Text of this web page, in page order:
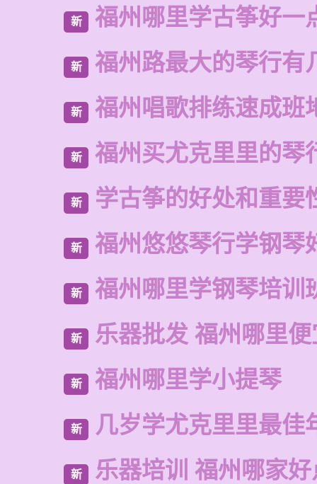
新 福州哪里学古筝好一
新 福州路最大的琴行有
新 福州唱歌排练速成班
新 福州买尤克里里的琴
新 学古筝的好处和重要
新 福州悠悠琴行学钢琴
新 福州哪里学钢琴培训
新 乐器批发 福州哪里便
新 福州哪里学小提琴
新 几岁学尤克里里最佳
新 乐器培训 福州哪家好